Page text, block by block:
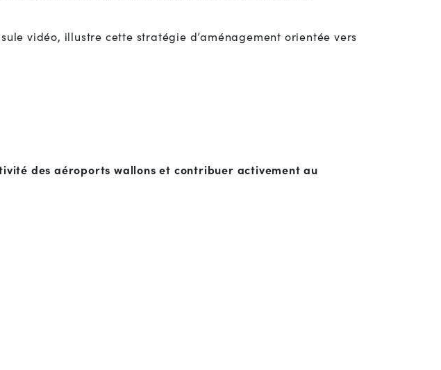
vidéo, illustre cette stratégie d’aménagement orientée vers
des aéroports wallons et contribuer activement au